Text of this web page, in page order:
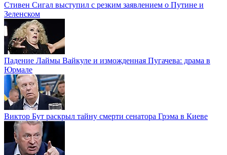
Стивен Сигал выступил с резким заявлением о Путине и
Зеленском
Падение Лаймы Вайкуле и изможденная Пугачева: драма в
Юрмале
Виктор Бут раскрыл тайну смерти сенатора Грэма в Киеве